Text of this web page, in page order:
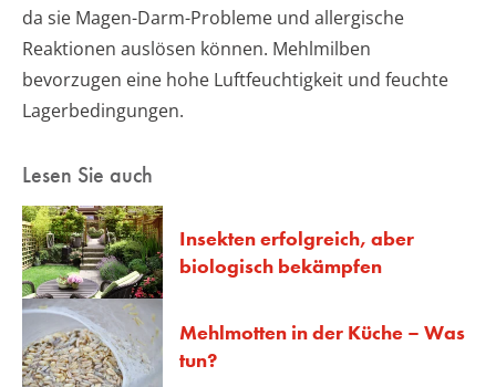
da sie Magen-Darm-Probleme und allergische
Reaktionen auslösen können. Mehlmilben
bevorzugen eine hohe Luftfeuchtigkeit und feuchte
Lagerbedingungen.
Lesen Sie auch
Insekten erfolgreich, aber
biologisch bekämpfen
Mehlmotten in der Küche – Was
tun?